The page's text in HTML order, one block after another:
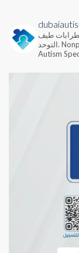
طيف
التوحد.
Autism